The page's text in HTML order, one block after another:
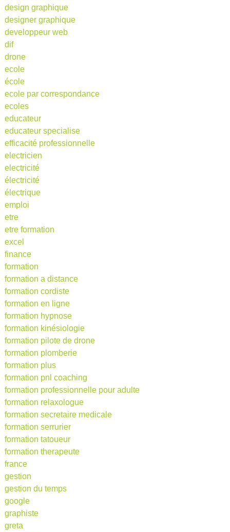
design graphique
designer graphique
developpeur web
dif
drone
ecole
école
ecole par correspondance
ecoles
educateur
educateur specialise
efficacité professionnelle
electricien
electricité
électricité
électrique
emploi
etre
etre formation
excel
finance
formation
formation a distance
formation cordiste
formation en ligne
formation hypnose
formation kinésiologie
formation pilote de drone
formation plomberie
formation plus
formation pnl coaching
formation professionnelle pour adulte
formation relaxologue
formation secretaire medicale
formation serrurier
formation tatoueur
formation therapeute
france
gestion
gestion du temps
google
graphiste
greta